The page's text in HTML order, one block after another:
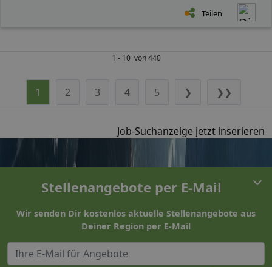
Teilen
1 - 10 von 440
1 2 3 4 5 ❯ ❯❯
Job-Suchanzeige jetzt inserieren
Stellenangebote per E-Mail
Wir senden Dir kostenlos aktuelle Stellenangebote aus
Deiner Region per E-Mail